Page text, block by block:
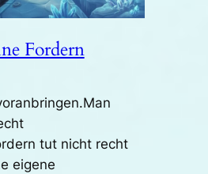
Fordern
tut nicht recht
eigene